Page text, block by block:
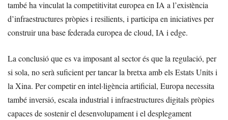
també ha vinculat la competitivitat europea en IA a l’existència
d’infraestructures pròpies i resilients, i participa en iniciatives per
construir una base federada europea de cloud, IA i edge.
La conclusió que es va imposant al sector és que la regulació, per
si sola, no serà suficient per tancar la bretxa amb els Estats Units i
la Xina. Per competir en intel·ligència artificial, Europa necessita
també inversió, escala industrial i infraestructures digitals pròpies
capaces de sostenir el desenvolupament i el desplegament